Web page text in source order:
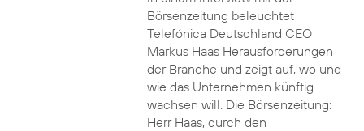
Börsenzeitung beleuchtet
Telefónica Deutschland CEO
Markus Haas Herausforderungen
der Branche und zeigt auf, wo und
wie das Unternehmen künftig
wachsen will. Die Börsenzeitung:
Herr Haas, durch den